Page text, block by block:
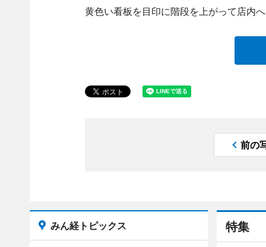
黄色い看板を目印に階段を上がって店内
前の
特集
みん経トピックス